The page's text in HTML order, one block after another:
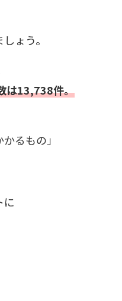
ょう。
は13,738件。
るもの」
に